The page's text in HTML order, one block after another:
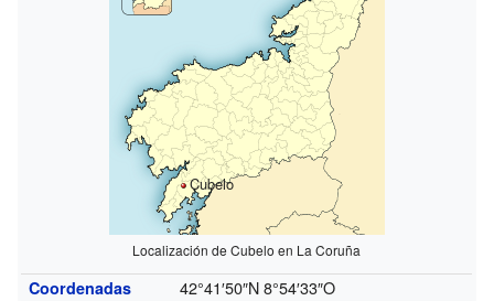
Cubelo
Localización de Cubelo en La Coruña
Coordenadas 42°41′50″N 8°54′33″O